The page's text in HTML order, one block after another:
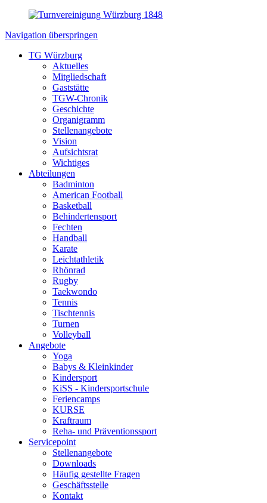
Navigation überspringen
TG Würzburg
Aktuelles
Mitgliedschaft
Gaststätte
TGW-Chronik
Geschichte
Organigramm
Stellenangebote
Vision
Aufsichtsrat
Wichtiges
Abteilungen
Badminton
American Football
Basketball
Behindertensport
Fechten
Handball
Karate
Leichtathletik
Rhönrad
Rugby
Taekwondo
Tennis
Tischtennis
Turnen
Volleyball
Angebote
Yoga
Babys & Kleinkinder
Kindersport
KiSS - Kindersportschule
Feriencamps
KURSE
Kraftraum
Reha- und Präventionssport
Servicepoint
Stellenangebote
Downloads
Häufig gestellte Fragen
Geschäftsstelle
Kontakt